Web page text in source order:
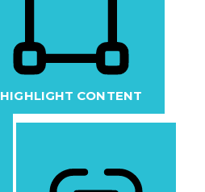
HIGHLIGHT CONTENT